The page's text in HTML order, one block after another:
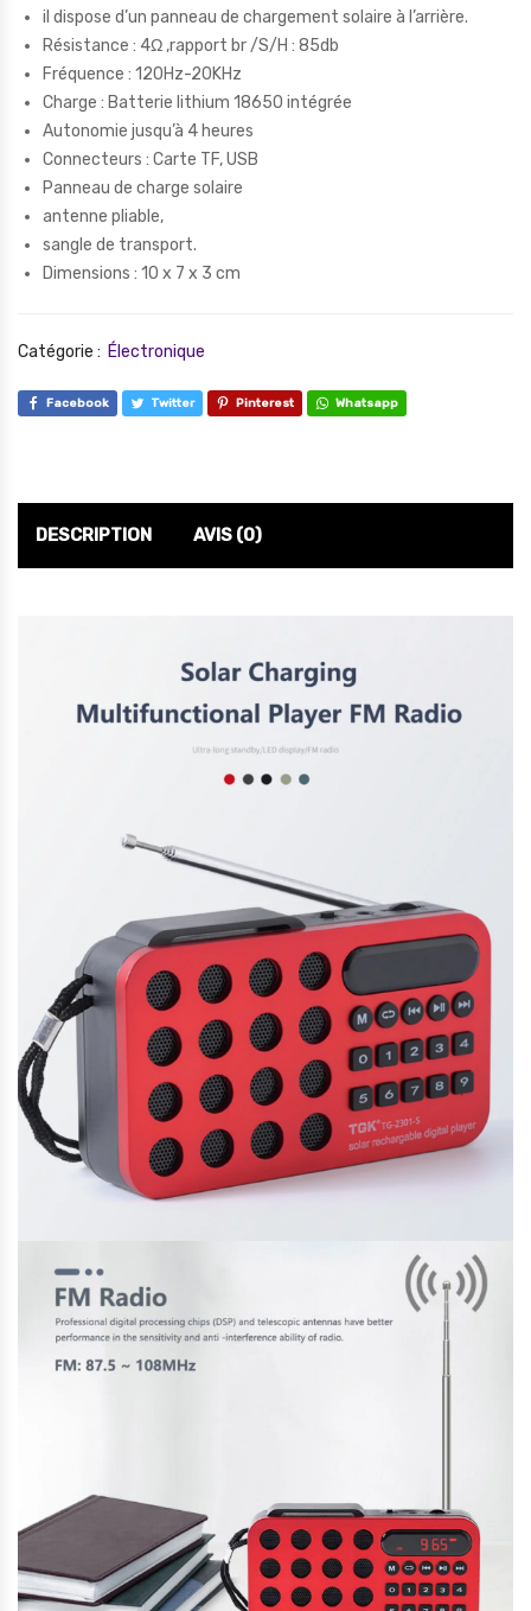
il dispose d’un panneau de chargement solaire à l’arrière.
Résistance : 4Ω ,rapport br /S/H : 85db
Fréquence : 120Hz-20KHz
Charge : Batterie lithium 18650 intégrée
Autonomie jusqu’à 4 heures
Connecteurs : Carte TF, USB
Panneau de charge solaire
antenne pliable,
sangle de transport.
Dimensions : 10 x 7 x 3 cm
Catégorie : Électronique
Facebook Twitter Pinterest Whatsapp
DESCRIPTION AVIS (0)